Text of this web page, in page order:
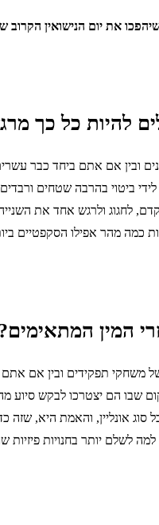
את יום הנישואין
להיות כל כך
ובין אם אתם ביחד כבר
ביטוי בהרבה שטחים
לחגוג ולרגש אחד את
מהר אפילו הסקפטיים
המין
משחקי תפקידים ובין אם אתם
שבו הם יצטרכו לבקש סיוע
סוג אונליין, והאמת היא,
לשלם יותר בחנויות פיזיות